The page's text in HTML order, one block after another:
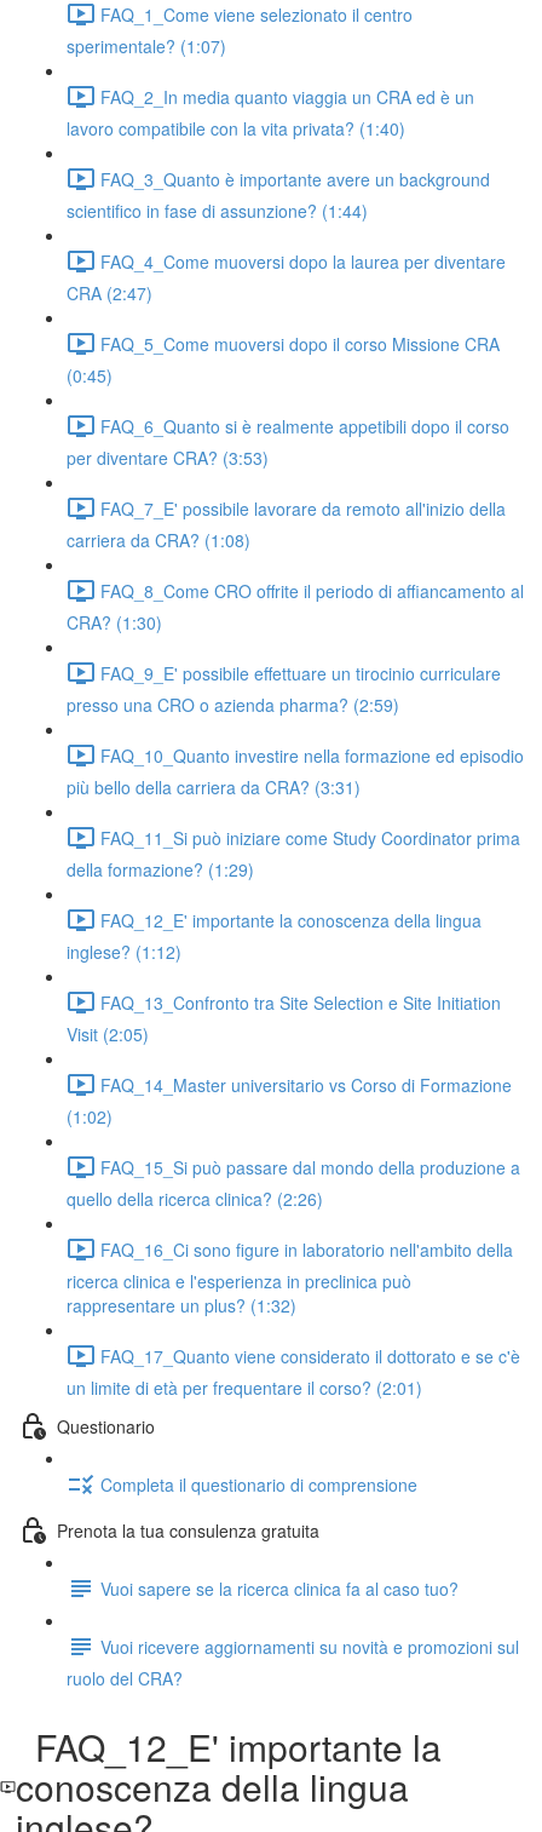
FAQ_1_Come viene selezionato il centro
sperimentale? (1:07)
FAQ_2_In media quanto viaggia un CRA ed è un
lavoro compatibile con la vita privata? (1:40)
FAQ_3_Quanto è importante avere un background
scientifico in fase di assunzione? (1:44)
FAQ_4_Come muoversi dopo la laurea per diventare
CRA (2:47)
FAQ_5_Come muoversi dopo il corso Missione CRA
(0:45)
FAQ_6_Quanto si è realmente appetibili dopo il corso
per diventare CRA? (3:53)
FAQ_7_E' possibile lavorare da remoto all'inizio della
carriera da CRA? (1:08)
FAQ_8_Come CRO offrite il periodo di affiancamento al
CRA? (1:30)
FAQ_9_E' possibile effettuare un tirocinio curriculare
presso una CRO o azienda pharma? (2:59)
FAQ_10_Quanto investire nella formazione ed episodio
più bello della carriera da CRA? (3:31)
FAQ_11_Si può iniziare come Study Coordinator prima
della formazione? (1:29)
FAQ_12_E' importante la conoscenza della lingua
inglese? (1:12)
FAQ_13_Confronto tra Site Selection e Site Initiation
Visit (2:05)
FAQ_14_Master universitario vs Corso di Formazione
(1:02)
FAQ_15_Si può passare dal mondo della produzione a
quello della ricerca clinica? (2:26)
FAQ_16_Ci sono figure in laboratorio nell'ambito della
ricerca clinica e l'esperienza in preclinica può
rappresentare un plus? (1:32)
FAQ_17_Quanto viene considerato il dottorato e se c'è
un limite di età per frequentare il corso? (2:01)
Questionario
Completa il questionario di comprensione
Prenota la tua consulenza gratuita
Vuoi sapere se la ricerca clinica fa al caso tuo?
Vuoi ricevere aggiornamenti su novità e promozioni sul
ruolo del CRA?
FAQ_12_E' importante la
conoscenza della lingua